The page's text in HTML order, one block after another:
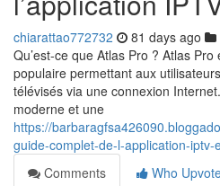
chiarattao772732 81 days ago
Qu’est-ce que Atlas Pro ? Atlas
populaire permettant aux
télévisés via une connexion
moderne et une
https://
guide-complet-de-l-application-iptv-
Comments
Who